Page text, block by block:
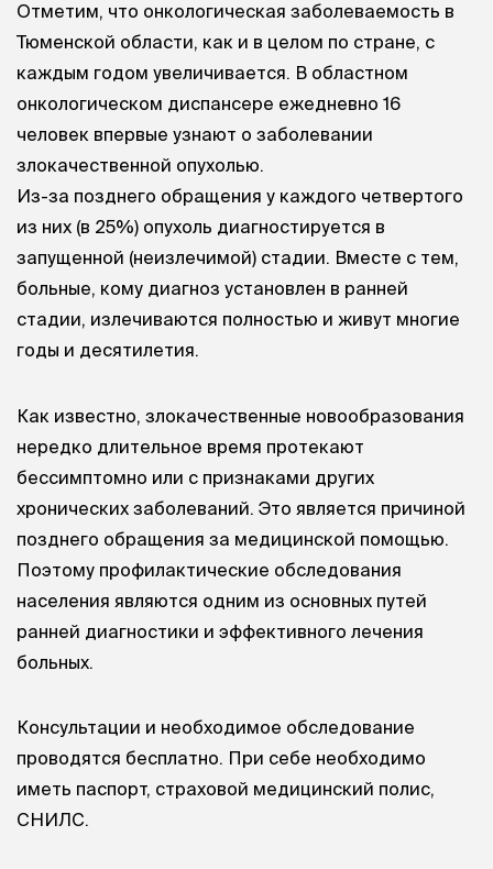
Отметим, что онкологическая заболеваемость в
Тюменской области, как и в целом по стране, с
каждым годом увеличивается. В областном
онкологическом диспансере ежедневно 16
человек впервые узнают о заболевании
злокачественной опухолью.
Из-за позднего обращения у каждого четвертого
из них (в 25%) опухоль диагностируется в
запущенной (неизлечимой) стадии. Вместе с тем,
больные, кому диагноз установлен в ранней
стадии, излечиваются полностью и живут многие
годы и десятилетия.
Как известно, злокачественные новообразования
нередко длительное время протекают
бессимптомно или с признаками других
хронических заболеваний. Это является причиной
позднего обращения за медицинской помощью.
Поэтому профилактические обследования
населения являются одним из основных путей
ранней диагностики и эффективного лечения
больных.
Консультации и необходимое обследование
проводятся бесплатно. При себе необходимо
иметь паспорт, страховой медицинский полис,
СНИЛС.